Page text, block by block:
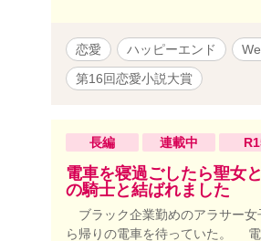
恋愛 ハッピーエンド
第16回恋愛小説大賞
長編 連載中
電車を寝過ごしたら聖女
の騎士と結ばれました
ブラック企業勤めのアラサー女
ら帰りの電車を待っていた。 電